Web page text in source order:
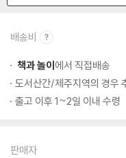
배송비
책과 놀이 에서 직접배송
도서산간/제주지역의 경우
출고 이후 1~2일 이내 수령
판매자